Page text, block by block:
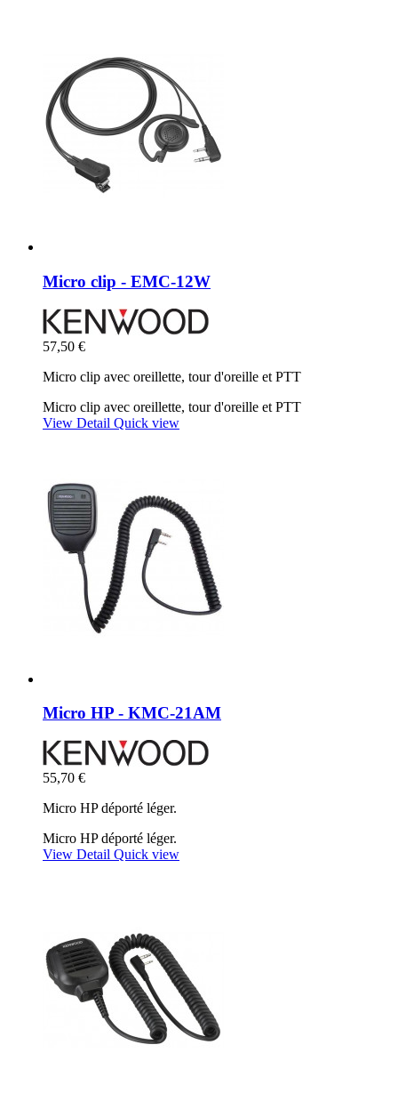
Micro clip - EMC-12W
57,50 €
Micro clip avec oreillette, tour d'oreille et PTT
Micro clip avec oreillette, tour d'oreille et PTT
View Detail Quick view
Micro HP - KMC-21AM
55,70 €
Micro HP déporté léger.
Micro HP déporté léger.
View Detail Quick view